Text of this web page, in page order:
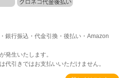
銀行振込・代金引換・後払い・Amazon
発生いたします。
引きではお支払いいただけません。